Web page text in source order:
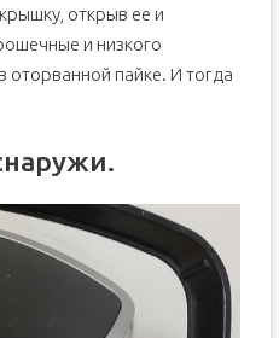
открыв ее и
и низкого
пайке. И тогда